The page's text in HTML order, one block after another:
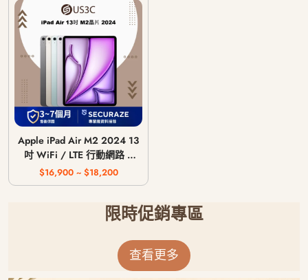
Apple iPad Air M2 2024 13
吋 WiFi / LTE 行動網路 /
128G 256G 512G 1T
$16,900 ~ $18,200
限時促銷專區
查看更多